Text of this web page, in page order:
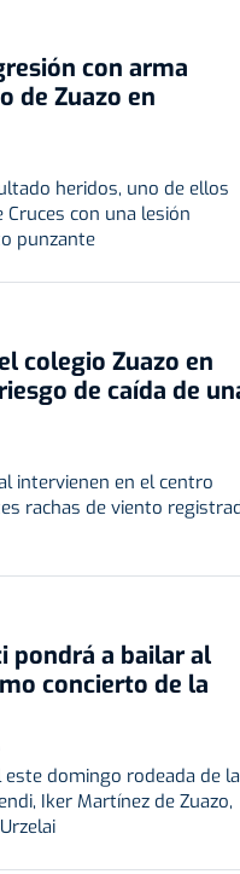
con arma
de Zuazo en
heridos, uno de ellos
con una lesión
punzante
colegio Zuazo en
de caída de
intervienen en el centro
rachas de viento
pondrá a bailar al
concierto de la
domingo rodeada de
Iker Martínez de Zuazo,